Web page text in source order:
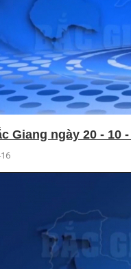
Giang ngày 20 - 10 -